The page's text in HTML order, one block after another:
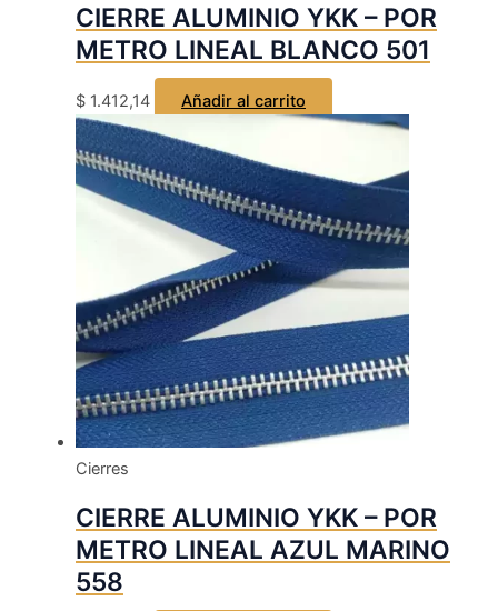
CIERRE ALUMINIO YKK – POR
METRO LINEAL BLANCO 501
$ 1.412,14 Añadir al carrito
Cierres
CIERRE ALUMINIO YKK – POR
METRO LINEAL AZUL MARINO
558